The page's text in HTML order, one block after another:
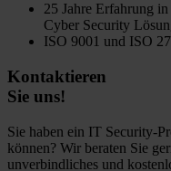
25 Jahre Erfahrung
Cyber Security
ISO 9001 und ISO
Kontaktieren
Sie uns!
Sie haben ein IT Security-
können? Wir beraten Sie
unverbindliches und